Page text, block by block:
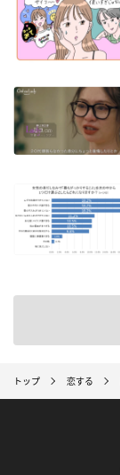
トップ 恋する